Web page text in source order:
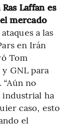
Laffan es
mercado
a las
en Irán
Tom
GNL para
no
industrial ha
caso, esto
el